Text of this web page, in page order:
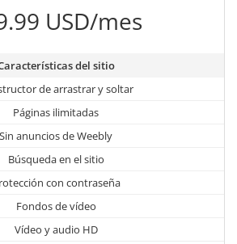
USD/mes
del sitio
de arrastrar y soltar
Páginas ilimitadas
Sin anuncios de Weebly
Búsqueda en el sitio
con contraseña
Fondos de vídeo
Vídeo y audio HD